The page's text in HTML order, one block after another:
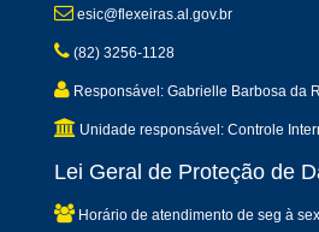
esic@flexeiras.al.gov.br
(82) 3256-1128
Responsável: Gabrielle Barbosa da
Unidade responsável: Controle
Lei Geral de Proteção de
Horário de atendimento de seg à